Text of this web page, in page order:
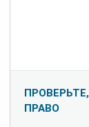
ПРАВО